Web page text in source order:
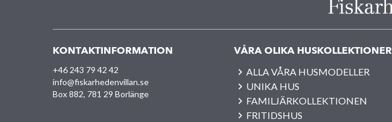
KONTAKTINFORMATION
+46 243 79 42 42
info@fiskarhedenvillan.se
Box 882, 781 29 Borlänge
VÅRA OLIKA HUSKOLLEKTIONER
ALLA VÅRA HUSMODELLER
UNIKA HUS
FAMILJÄRKOLLEKTIONEN
FRITIDSHUS